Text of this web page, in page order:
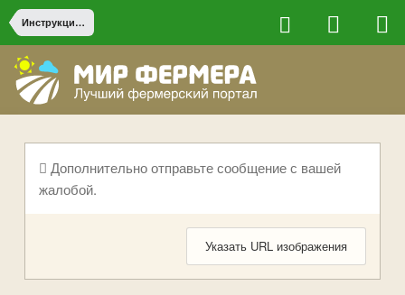
Инструкции, каталоги и руководства
Дополнительно отправьте сообщение с вашей
жалобой.
Указать URL изображения